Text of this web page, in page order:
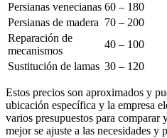
Persianas venecianas 60 – 180
Persianas de madera 70 – 200
Reparación de
mecanismos
40 – 100
Sustitución de lamas 30 – 120
Estos precios son aproximados y
ubicación específica y la empresa
varios presupuestos para comparar
mejor se ajuste a las necesidades y